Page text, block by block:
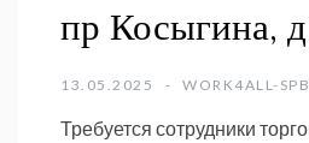
пр Косыгина,
13.05.2025 WORK4ALL-SPB
Требуется сотрудники